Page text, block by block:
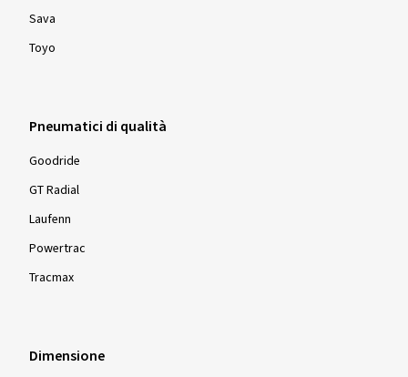
Sava
Toyo
Pneumatici di qualità
Goodride
GT Radial
Laufenn
Powertrac
Tracmax
Dimensione